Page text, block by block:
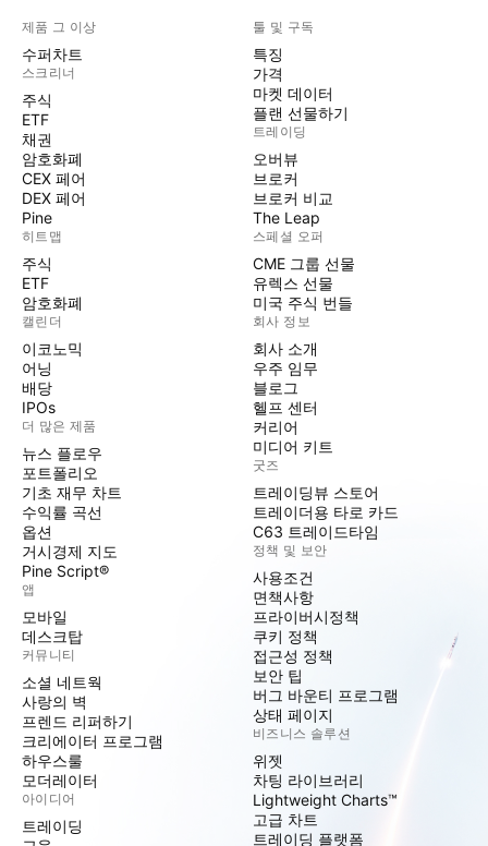
제품 그 이상
수퍼차트
스크리너
주식
ETF
채권
암호화폐
CEX 페어
DEX 페어
Pine
히트맵
주식
ETF
암호화폐
캘린더
이코노믹
어닝
배당
IPOs
더 많은 제품
뉴스 플로우
포트폴리오
기초 재무 차트
수익률 곡선
옵션
거시경제 지도
Pine Script®
앱
모바일
데스크탑
커뮤니티
소셜 네트웍
사랑의 벽
프렌드 리퍼하기
크리에이터 프로그램
하우스룰
모더레이터
아이디어
트레이딩
툴 및 구독
특징
가격
마켓 데이터
플랜 선물하기
트레이딩
오버뷰
브로커
브로커 비교
The Leap
스페셜 오퍼
CME 그룹 선물
유렉스 선물
미국 주식 번들
회사 정보
회사 소개
우주 임무
블로그
헬프 센터
커리어
미디어 키트
굿즈
트레이딩뷰 스토어
트레이더용 타로 카드
C63 트레이드타임
정책 및 보안
사용조건
면책사항
프라이버시정책
쿠키 정책
접근성 정책
보안 팁
버그 바운티 프로그램
상태 페이지
비즈니스 솔루션
위젯
차팅 라이브러리
Lightweight Charts™
고급 차트
트레이딩 플랫폼